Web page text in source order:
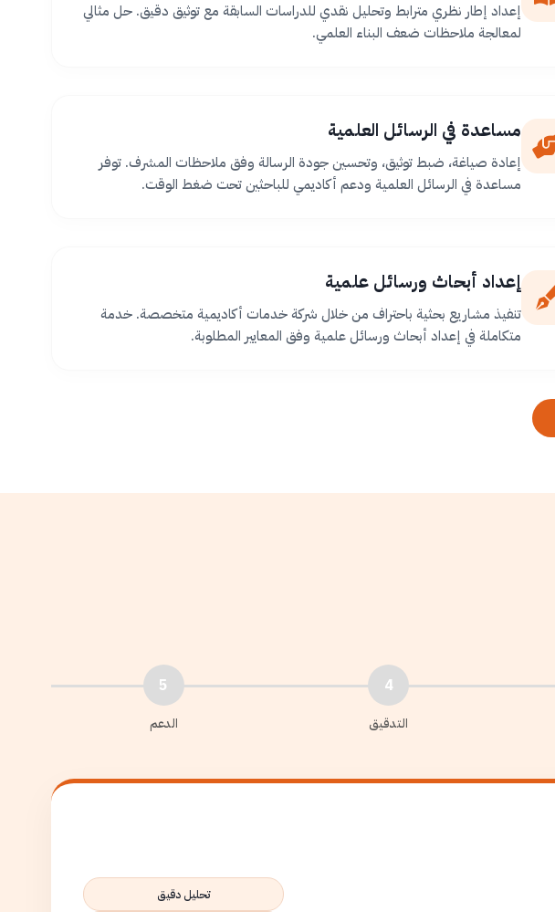
إعداد إطار نظري مترابط وتحليل نقدي للدراسات السابقة مع توثيق دقيق. حل مثالي
لمعالجة ملاحظات ضعف البناء العلمي.
مساعدة في الرسائل العلمية
إعادة صياغة، ضبط توثيق، وتحسين جودة الرسالة وفق ملاحظات المشرف. توفر
مساعدة في الرسائل العلمية ودعم أكاديمي للباحثين تحت ضغط الوقت.
إعداد أبحاث ورسائل علمية
تنفيذ مشاريع بحثية باحتراف من خلال شركة خدمات أكاديمية متخصصة. خدمة
متكاملة في إعداد أبحاث ورسائل علمية وفق المعايير المطلوبة.
4
التدقيق
5
الدعم
تحليل دقيق